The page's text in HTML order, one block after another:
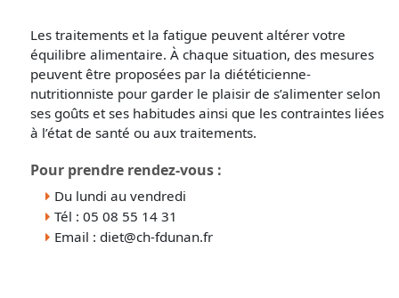
Les traitements et la fatigue peuvent altérer votre
équilibre alimentaire. À chaque situation, des mesures
peuvent être proposées par la diététicienne-
nutritionniste pour garder le plaisir de s’alimenter selon
ses goûts et ses habitudes ainsi que les contraintes liées
à l’état de santé ou aux traitements.
Pour prendre rendez-vous :
Du lundi au vendredi
Tél : 05 08 55 14 31
Email : diet@ch-fdunan.fr